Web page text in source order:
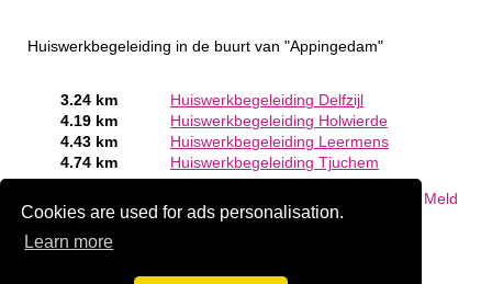
Cookies are used for ads personalisation.
Learn more
Huiswerkbegeleiding in de buurt van "Appingedam"
3.24 km
Huiswerkbegeleiding Delfzijl
4.19 km
Huiswerkbegeleiding Holwierde
4.43 km
Huiswerkbegeleiding Leermens
4.74 km
Huiswerkbegeleiding Tjuchem
Meld
een bedrijf gratis aan